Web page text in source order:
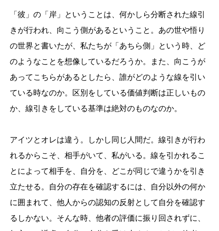
「彼」の「岸」ということは、何かしら分断された線引
きが行われ、向こう側があるということ。あの世や悟り
の世界と書いたが、私たちが「あちら側」という時、ど
のようなことを想像しているだろうか。また、向こうが
あってこちらがあるとしたら、誰がどのような線を引い
ている時なのか。区別をしている価値判断は正しいもの
か、線引きをしている基準は絶対のものなのか。
アイツとオレは違う。しかし同じ人間だ。線引きが行わ
れるからこそ、相手がいて、私がいる。線を引かれるこ
とによって相手を、自分を、どこが同じで違うかを引き
立たせる。自分の存在を確認するには、自分以外の何か
に囲まれて、他人からの認知の反射として自分を確認す
るしかない。そんな時、他者の評価に振り回されずに、